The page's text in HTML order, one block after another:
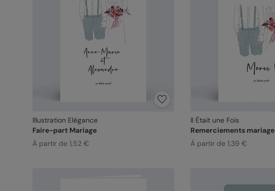
Illustration Elégance
Faire-part Mariage
À partir de 1,52 €
Il Était une Fois
Remerciements mariage
À partir de 1,39 €